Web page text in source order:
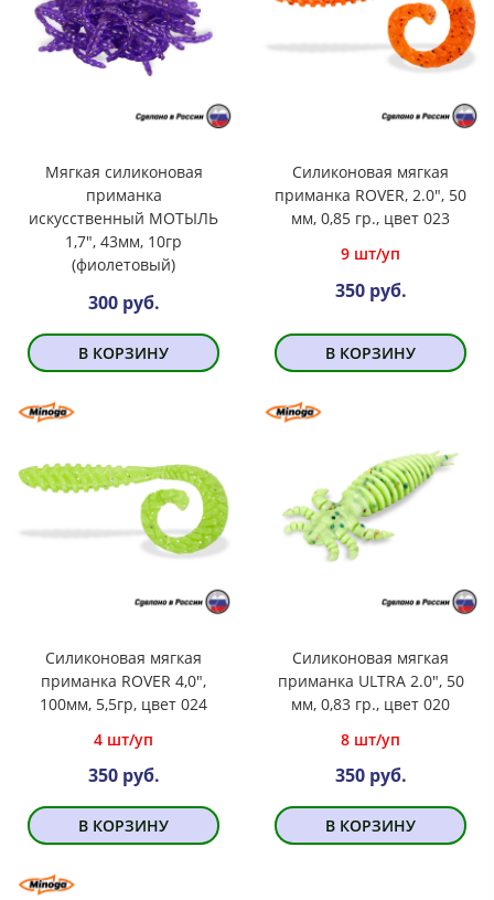
Мягкая силиконовая
приманка
искусственный МОТЫЛЬ
1,7", 43мм, 10гр
(фиолетовый)
300 руб.
В КОРЗИНУ
Силиконовая мягкая
приманка ROVER, 2.0", 50
мм, 0,85 гр., цвет 023
9 шт/уп
350 руб.
В КОРЗИНУ
Силиконовая мягкая
приманка ROVER 4,0",
100мм, 5,5гр, цвет 024
4 шт/уп
350 руб.
В КОРЗИНУ
Силиконовая мягкая
приманка ULTRA 2.0", 50
мм, 0,83 гр., цвет 020
8 шт/уп
350 руб.
В КОРЗИНУ